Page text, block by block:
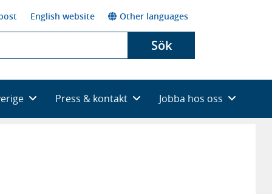
English website Other languages
Sök
Press & kontakt Jobba hos oss